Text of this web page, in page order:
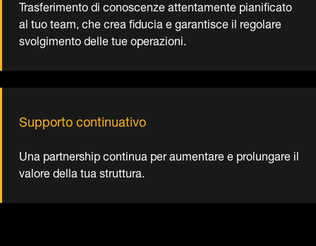
valore della tua struttura.
CASO STUDIO
Dematic modernizza la cella
frigorifera di Bell Svizzera con la
sostituzione del software in